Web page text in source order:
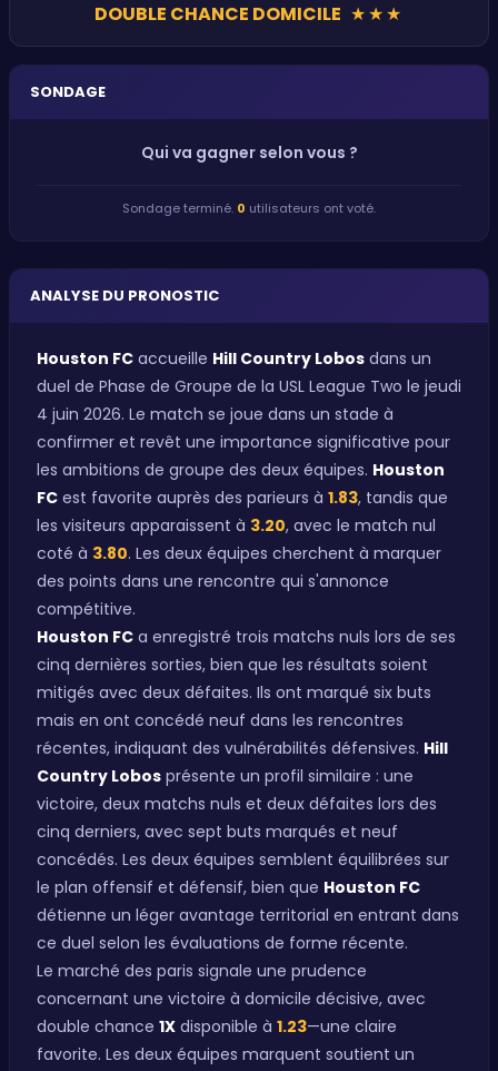
DOUBLE CHANCE DOMICILE ★★★
SONDAGE
Qui va gagner selon vous ?
Sondage terminé. 0 utilisateurs ont voté.
ANALYSE DU PRONOSTIC
Houston FC accueille Hill Country Lobos dans un
duel de Phase de Groupe de la USL League Two le jeudi
4 juin 2026. Le match se joue dans un stade à
confirmer et revêt une importance significative pour
les ambitions de groupe des deux équipes. Houston
FC est favorite auprès des parieurs à 1.83, tandis que
les visiteurs apparaissent à 3.20, avec le match nul
coté à 3.80. Les deux équipes cherchent à marquer
des points dans une rencontre qui s'annonce
compétitive.
Houston FC a enregistré trois matchs nuls lors de ses
cinq dernières sorties, bien que les résultats soient
mitigés avec deux défaites. Ils ont marqué six buts
mais en ont concédé neuf dans les rencontres
récentes, indiquant des vulnérabilités défensives. Hill
Country Lobos présente un profil similaire : une
victoire, deux matchs nuls et deux défaites lors des
cinq derniers, avec sept buts marqués et neuf
concédés. Les deux équipes semblent équilibrées sur
le plan offensif et défensif, bien que Houston FC
détienne un léger avantage territorial en entrant dans
ce duel selon les évaluations de forme récente.
Le marché des paris signale une prudence
concernant une victoire à domicile décisive, avec
double chance 1X disponible à 1.23—une claire
favorite. Les deux équipes marquent soutient un